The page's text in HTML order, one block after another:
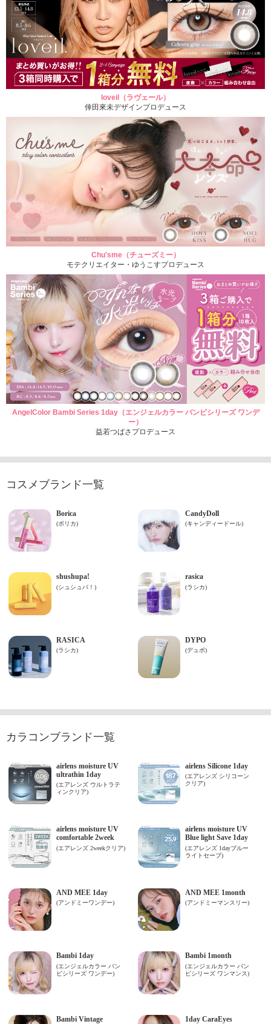
loveil（ラヴェール）
倖田來未デザインプロデュース
Chu'sme（チューズミー）
モテクリエイター・ゆうこすプロデュース
AngelColor Bambi Series 1day（エンジェルカラー バンビシリーズ ワンデ
ー）
益若つばさプロデュース
コスメブランド一覧
カラコンブランド一覧